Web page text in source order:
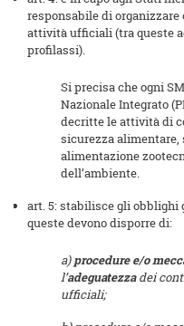
responsabile di
attività ufficiali (tra queste
profilassi).
Si precisa che ogni
Nazionale Integrato
decritte le attività di
sicurezza alimentare,
alimentazione
dell’ambiente.
art. 5: stabilisce gli obblighi
queste devono disporre di:
a)procedure e/o
l’adeguatezzadei
ufficiali;